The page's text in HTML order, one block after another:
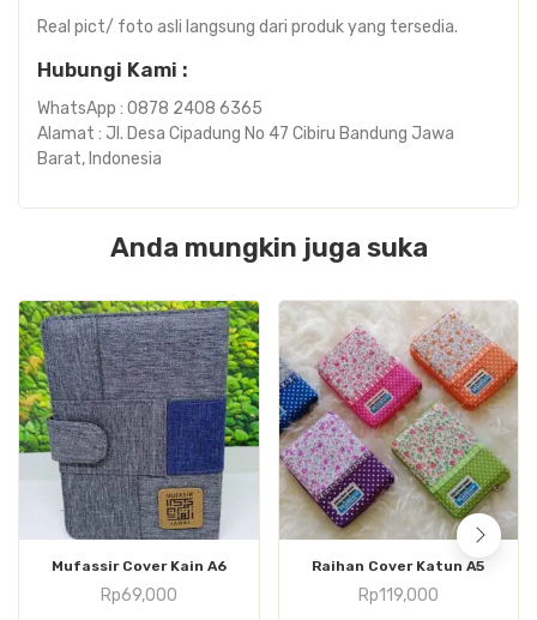
Real pict/ foto asli langsung dari produk yang tersedia.
Hubungi Kami :
WhatsApp : 0878 2408 6365
Alamat : Jl. Desa Cipadung No 47 Cibiru Bandung Jawa
Barat, Indonesia
Anda mungkin juga suka
Mufassir Cover Kain A6
Rp69,000
Raihan Cover Katun A5
Rp119,000